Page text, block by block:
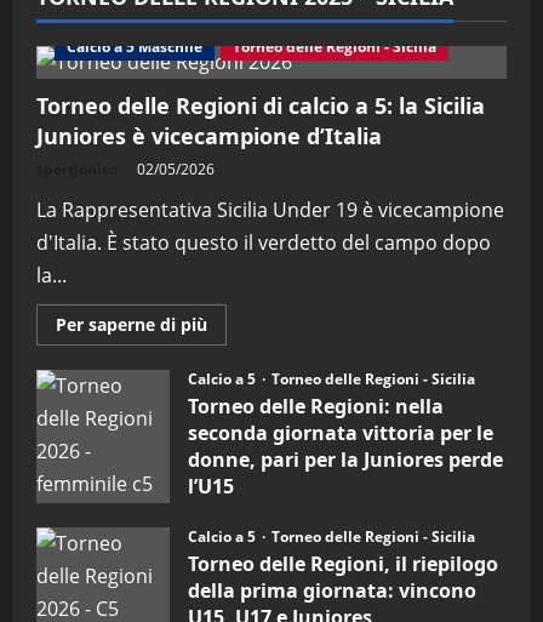
Calcio a 5 Maschile Torneo delle Regioni - Sicilia
Torneo delle Regioni di calcio a 5: la Sicilia
Juniores è vicecampione d’Italia
02/05/2026
La Rappresentativa Sicilia Under 19 è vicecampione
d'Italia. È stato questo il verdetto del campo dopo
la...
Per saperne di più
informazioni
Torneo
delle
Regioni
di
calcio
a
5:
la
Juniores
è
vicecampione
d’Italia
Calcio a 5 Torneo delle Regioni - Sicilia
Torneo delle Regioni: nella
seconda giornata vittoria per le
donne, pari per la Juniores perde
l’U15
Calcio a 5
Torneo delle Regioni - Sicilia
Torneo delle Regioni, il riepilogo
della prima giornata: vincono